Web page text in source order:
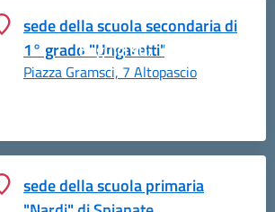
sede della scuola secondaria di
1° grado "Ungaretti"
Piazza Gramsci, 7 Altopascio
sede della scuola primaria
Seguici su: